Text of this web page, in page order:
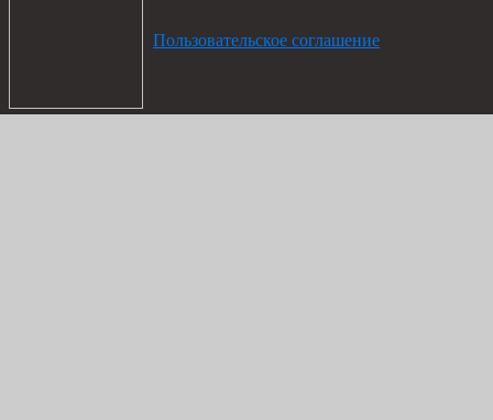
Пользовательское соглашение